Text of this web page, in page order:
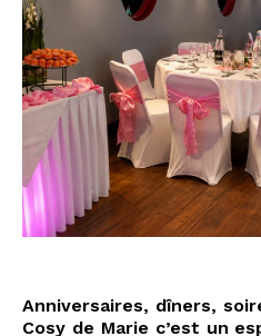
Anniversaires, dîners,
Cosy de Marie c’est un